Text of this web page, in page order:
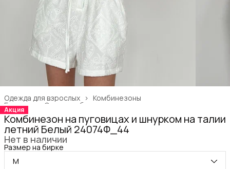
Комбинезоны
Одежда для взрослых ›
Одежда, обувь и аксессуары
Главная ›
Акция
Комбинезон на пуговицах и шнурком на талии
летний Белый 24074Ф_44
Нет в наличии
Размер на бирке
M